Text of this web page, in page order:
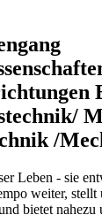
/
Leben - sie
weiter,
bietet nahezu